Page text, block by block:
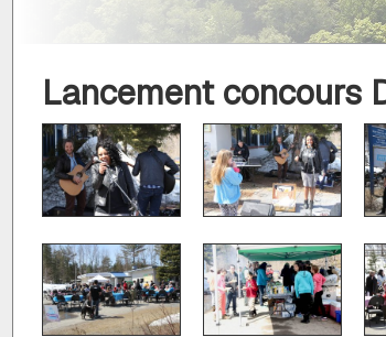
Lancement concours